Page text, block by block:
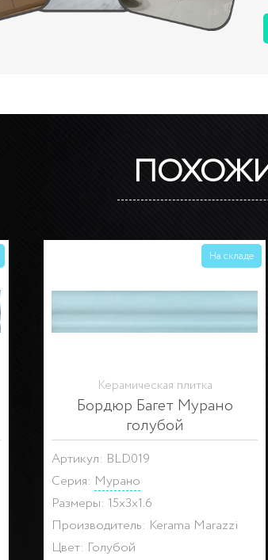
На складе
Керамическая плитка
Бордюр Багет Мурано
голубой
Артикул: BLD019
Серия: Мурано
Размеры: 15x3x1.6
Производитель: Kerama Marazzi
Цвет: Голубой